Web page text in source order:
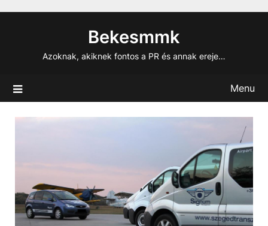
Bekesmmk
Azoknak, akiknek fontos a PR és annak ereje…
Menu